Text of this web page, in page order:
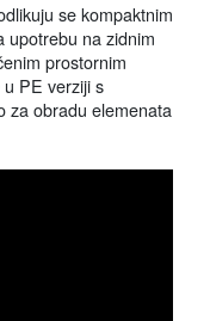
se kompaktnim
upotrebu na zidnim
prostornim
PE verziji s
za obradu elemenata